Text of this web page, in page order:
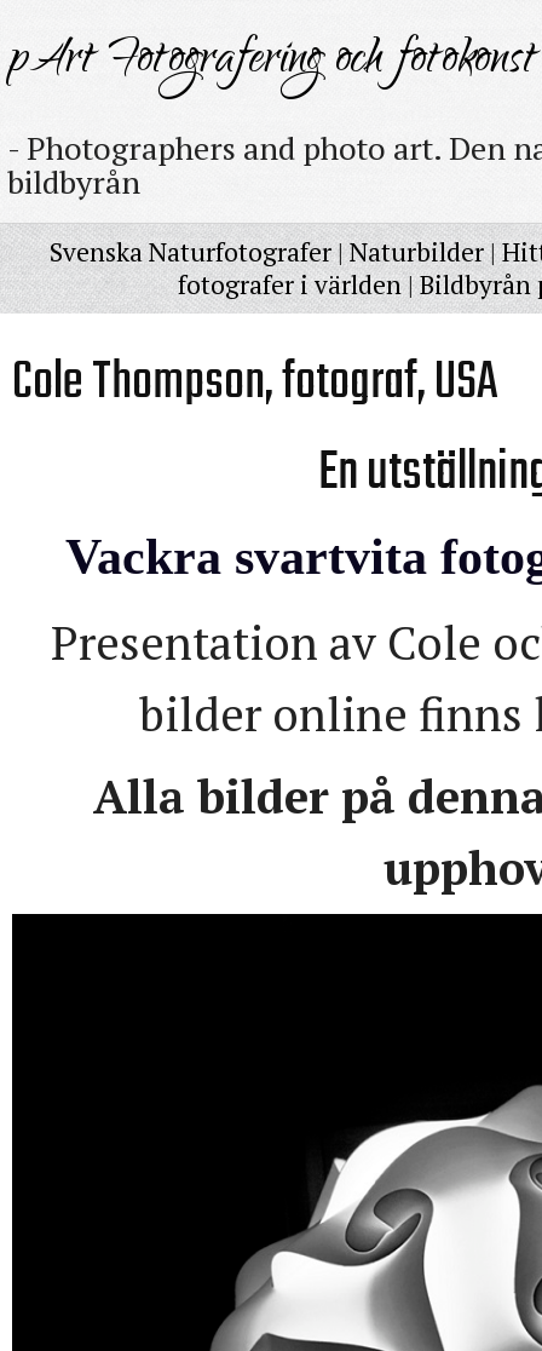
pArt Fotografering och fotokonst
- Photographers and photo art. Den
bildbyrån
Svenska Naturfotografer|Naturbilder|
fotografer i världen|Bildbyrån
Cole Thompson, fotograf, USA
En
Vackra svartvita
Presentation av Cole
bilder online finns
Alla bilder på